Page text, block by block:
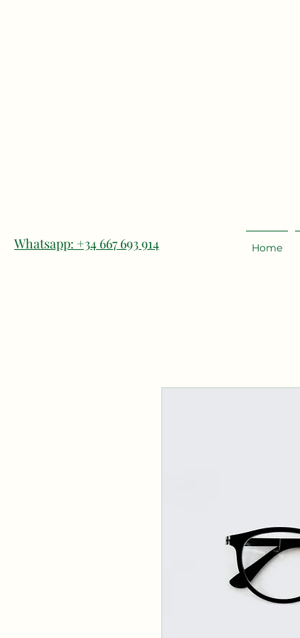
Home
Whatsapp: +34 667 693 914